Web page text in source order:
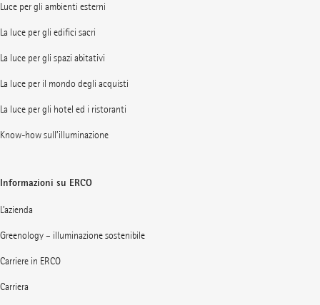
Luce per gli ambienti esterni
La luce per gli edifici sacri
La luce per gli spazi abitativi
La luce per il mondo degli acquisti
La luce per gli hotel ed i ristoranti
Know-how sull’illuminazione
Informazioni su ERCO
L’azienda
Greenology – illuminazione sostenibile
Carriere in ERCO
Carriera